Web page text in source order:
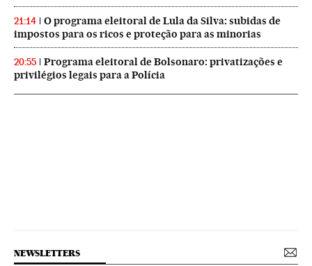
21:14
O programa eleitoral de Lula da Silva: subidas de
impostos para os ricos e proteção para as minorias
20:55
Programa eleitoral de Bolsonaro: privatizações e
privilégios legais para a Polícia
NEWSLETTERS